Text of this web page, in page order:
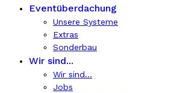
Eventüberdachung
Unsere Systeme
Extras
Sonderbau
Wir sind...
Wir sind...
Jobs